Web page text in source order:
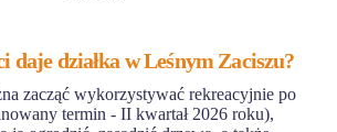
daje działka w Leśnym Zaciszu?
zacząć wykorzystywać rekreacyjnie po
termin - II kwartał 2026 roku),